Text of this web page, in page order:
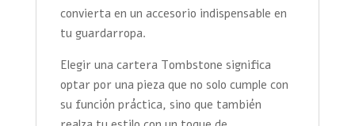
convierta en un accesorio indispensable en
tu guardarropa.
Elegir una cartera Tombstone significa
optar por una pieza que no solo cumple con
su función práctica, sino que también